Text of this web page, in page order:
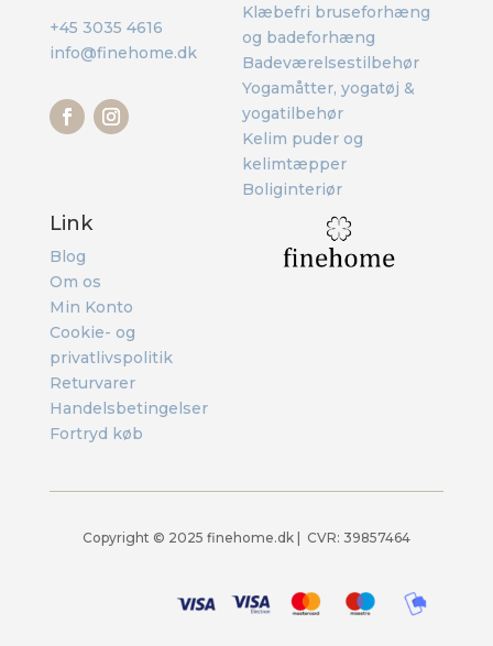
+45 3035 4616
info@finehome.dk
Klæbefri bruseforhæng
og badeforhæng
Badeværelsestilbehør
Yogamåtter, yogatøj &
yogatilbehør
Kelim puder og
kelimtæpper
Boliginteriør
Link
Blog
Om os
Min Konto
Cookie- og
privatlivspolitik
Returvarer
Handelsbetingelser
Fortryd køb
Copyright © 2025 finehome.dk | CVR: 39857464